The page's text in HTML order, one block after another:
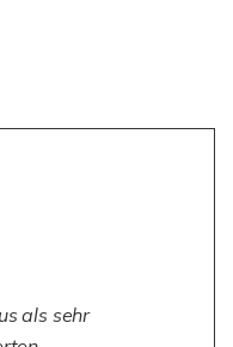
als sehr